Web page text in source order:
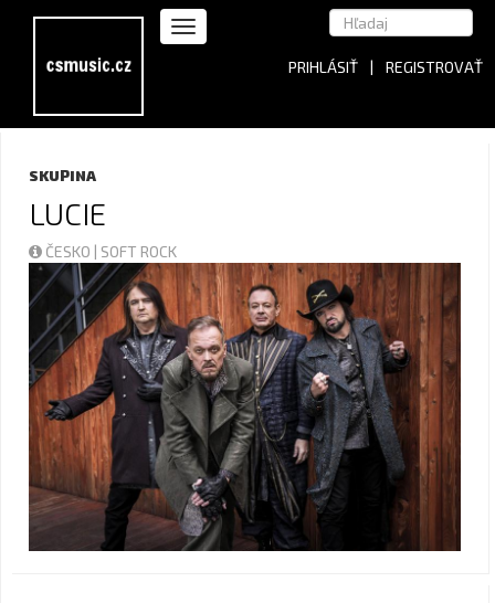
PRIHLÁSIŤ | REGISTROVAŤ
SKUPINA
LUCIE
ČESKO | SOFT ROCK